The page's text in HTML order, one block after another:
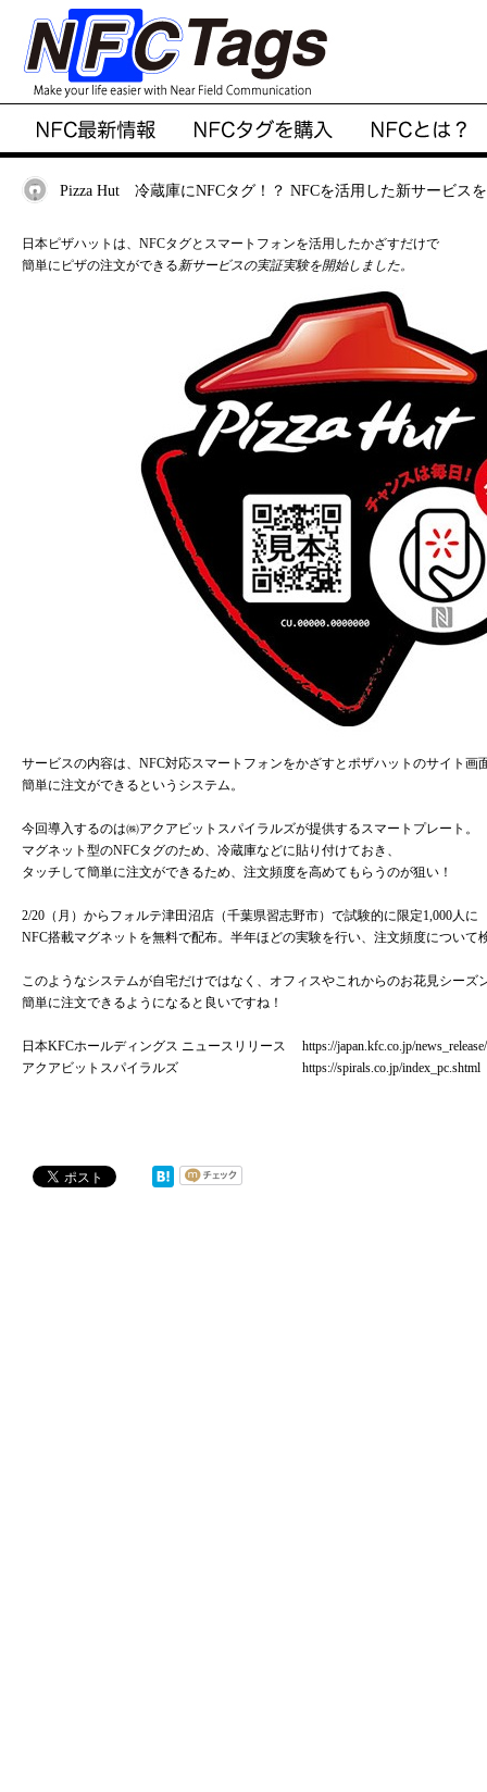
Pizza Hut 冷蔵庫にNFCタグ！？ NFCを活用した新サービス
日本ピザハットは、NFCタグとスマートフォンを活用したかざすだけで
簡単にピザの注文ができる新サービスの実証実験を開始しました。
サービスの内容は、NFC対応スマートフォンをかざすとポザハットのサイト画
簡単に注文ができるというシステム。
今回導入するのは㈱アクアビットスパイラルズが提供するスマートプレート。
マグネット型のNFCタグのため、冷蔵庫などに貼り付けておき、
タッチして簡単に注文ができるため、注文頻度を高めてもらうのが狙い！
2/20（月）からフォルテ津田沼店（千葉県習志野市）で試験的に限定1,000人に
NFC搭載マグネットを無料で配布。半年ほどの実験を行い、注文頻度について
このようなシステムが自宅だけではなく、オフィスやこれからのお花見シーズ
簡単に注文できるようになると良いですね！
日本KFCホールディングス ニュースリリース https://japan.kfc.co.jp/
アクアビットスパイラルズ https://spirals.co.jp/index_pc.shtml